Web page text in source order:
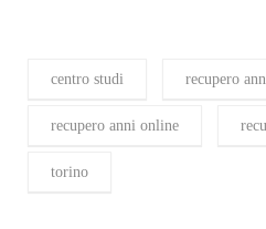
centro studi recupero
recupero anni online
torino